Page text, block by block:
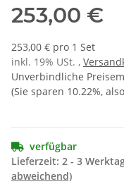
253,00 €
253,00 € pro 1 Set
inkl. 19% USt. ,
Unverbindliche
(Sie sparen 10.22%, also
verfügbar
Lieferzeit: 2 - 3
abweichend)